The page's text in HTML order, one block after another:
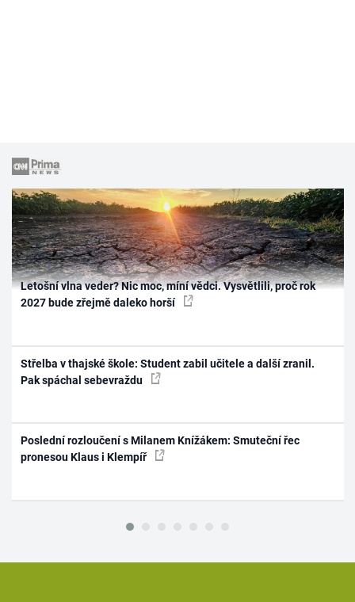
Letošní vlna veder? Nic moc, míní vědci. Vysvětlili, proč rok
2027 bude zřejmě daleko horší
Střelba v thajské škole: Student zabil učitele a další zranil.
Pak spáchal sebevraždu
Poslední rozloučení s Milanem Knížákem: Smuteční řec
pronesou Klaus i Klempíř